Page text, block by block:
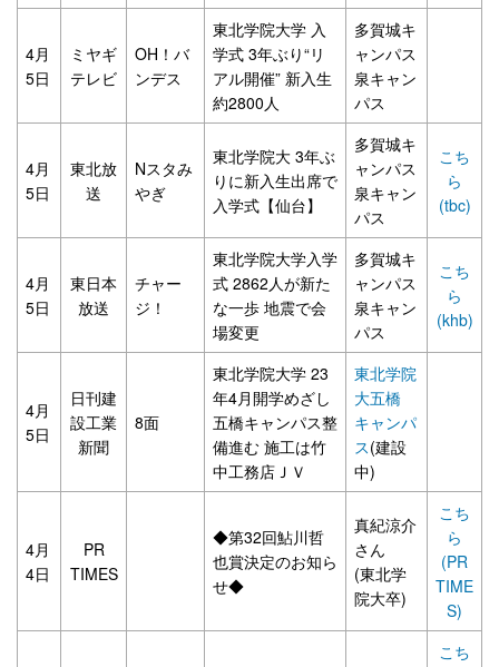
4月
5日
ミヤギ
テレビ
OH！バ
ンデス
東北学院大学 入
学式 3年ぶり“リ
アル開催” 新入生
約2800人
多賀城キ
ャンパス
泉キャン
パス
4月
5日
東北放
送
Nスタみ
やぎ
東北学院大 3年ぶ
りに新入生出席で
入学式【仙台】
多賀城キ
ャンパス
泉キャン
パス
こち
ら
(tbc)
4月
5日
東日本
放送
チャー
ジ！
東北学院大学入学
式 2862人が新た
な一歩 地震で会
場変更
多賀城キ
ャンパス
泉キャン
パス
こち
ら
(khb)
4月
5日
日刊建
設工業
新聞
8面
東北学院大学 23
年4月開学めざし
五橋キャンパス整
備進む 施工は竹
中工務店ＪＶ
東北学院
大五橋
キャンパ
ス(建設
中)
4月
4日
PR
TIMES
◆第32回鮎川哲
也賞決定のお知ら
せ◆
真紀涼介
さん
(東北学
院大卒)
こち
ら
(PR
TIME
S)
こち